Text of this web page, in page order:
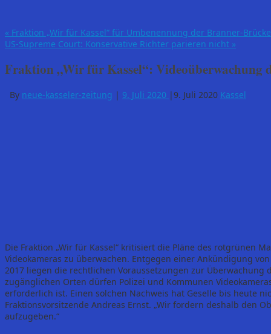
« Fraktion „Wir für Kassel“ für Umbenennung der Branner-
US-Supreme Court: Konservative Richter parieren nicht »
Fraktion „Wir für Kassel“: Videoüberwachung
By neue-kasseler-zeitung | 9. Juli 2020 |9. Juli 2020 Kassel
Die Fraktion „Wir für Kassel“ kritisiert die Pläne des rotgrünen
Videokameras zu überwachen. Entgegen einer Ankündigung
2017 liegen die rechtlichen Voraussetzungen zur Überwachung
zugänglichen Orten dürfen Polizei und Kommunen
erforderlich ist. Einen solchen Nachweis hat Geselle bis heute
Fraktionsvorsitzende Andreas Ernst. „Wir fordern deshalb den
aufzugeben.“